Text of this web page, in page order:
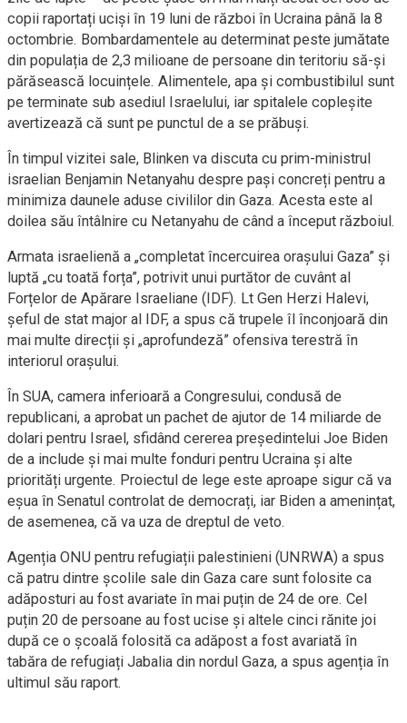
copii raportați uciși în 19 luni de război în Ucraina până la 8
octombrie. Bombardamentele au determinat peste jumătate
din populația de 2,3 milioane de persoane din teritoriu să-și
părăsească locuințele. Alimentele, apa și combustibilul sunt
pe terminate sub asediul Israelului, iar spitalele copleșite
avertizează că sunt pe punctul de a se prăbuși.
În timpul vizitei sale, Blinken va discuta cu prim-ministrul
israelian Benjamin Netanyahu despre pași concreți pentru a
minimiza daunele aduse civililor din Gaza. Acesta este al
doilea său întâlnire cu Netanyahu de când a început războiul.
Armata israelienă a „completat încercuirea orașului Gaza” și
luptă „cu toată forța”, potrivit unui purtător de cuvânt al
Forțelor de Apărare Israeliane (IDF). Lt Gen Herzi Halevi,
șeful de stat major al IDF, a spus că trupele îl înconjoară din
mai multe direcții și „aprofundeză” ofensiva terestră în
interiorul orașului.
În SUA, camera inferioară a Congresului, condusă de
republicani, a aprobat un pachet de ajutor de 14 miliarde de
dolari pentru Israel, sfidând cererea președintelui Joe Biden
de a include și mai multe fonduri pentru Ucraina și alte
priorități urgente. Proiectul de lege este aproape sigur că va
eșua în Senatul controlat de democrați, iar Biden a amenințat,
de asemenea, că va uza de dreptul de veto.
Agenția ONU pentru refugiații palestinieni (UNRWA) a spus
că patru dintre școlile sale din Gaza care sunt folosite ca
adăposturi au fost avariate în mai puțin de 24 de ore. Cel
puțin 20 de persoane au fost ucise și altele cinci rănite joi
după ce o școală folosită ca adăpost a fost avariată în
tabăra de refugiați Jabalia din nordul Gaza, a spus agenția în
ultimul său raport.